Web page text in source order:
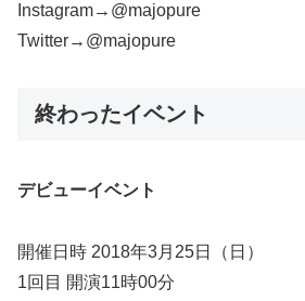
Instagram→@majopure
Twitter→@majopure
終わったイベント
デビューイベント
開催日時 2018年3月25日（日）
1回目 開演11時00分